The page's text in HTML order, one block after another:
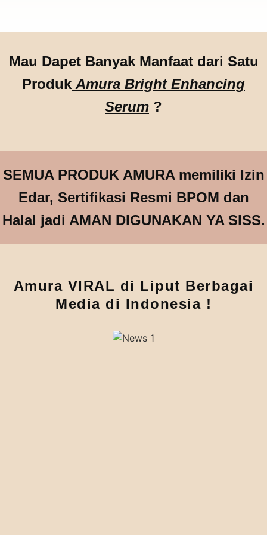
Mau Dapet Banyak Manfaat dari Satu
Produk Amura Bright Enhancing
Serum ?
SEMUA PRODUK AMURA memiliki Izin
Edar, Sertifikasi Resmi BPOM dan
Halal jadi AMAN DIGUNAKAN YA SISS.
Amura VIRAL di Liput Berbagai
Media di Indonesia !